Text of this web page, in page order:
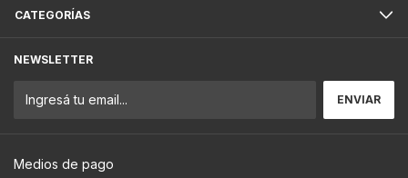
CATEGORÍAS
NEWSLETTER
Medios de pago